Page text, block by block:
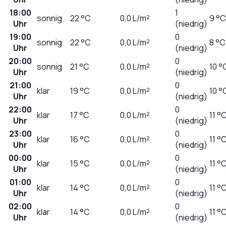
18:00
Uhr
sonnig 22°C 0,0L/m²
1
(niedrig) 9 °C
19:00
Uhr
sonnig 22°C 0,0L/m²
0
(niedrig) 8 °C
20:00
Uhr
sonnig 21 °C 0,0L/m²
0
(niedrig) 10
21:00
Uhr
klar 19°C 0,0L/m²
0
(niedrig) 10
22:00
Uhr
klar 17°C 0,0L/m²
0
(niedrig) 11
23:00
Uhr
klar 16°C 0,0L/m²
0
(niedrig) 11
00:00
Uhr
klar 15°C 0,0L/m²
0
(niedrig) 11
01:00
Uhr
klar 14°C 0,0L/m²
0
(niedrig) 11
02:00
Uhr
klar 14°C 0,0L/m²
0
(niedrig) 11